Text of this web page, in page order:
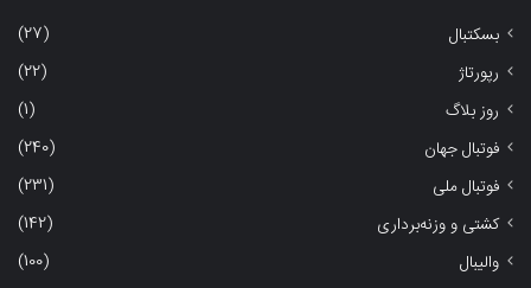
بسکتبال
(27)
رپورتاژ
(22)
روز بلاگ
(1)
فوتبال جهان
(240)
فوتبال ملی
(231)
کشتی و وزنه‌برداری
(142)
والیبال
(100)